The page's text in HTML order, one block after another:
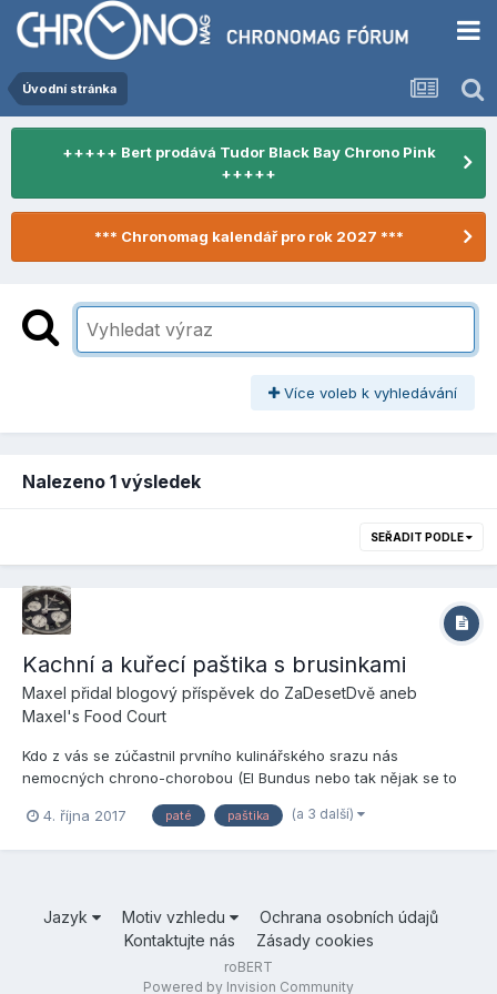
Úvodní stránka
+++++ Bert prodává Tudor Black Bay Chrono Pink
+++++
*** Chronomag kalendář pro rok 2027 ***
Více voleb k vyhledávání
Nalezeno 1 výsledek
SEŘADIT PODLE
Kachní a kuřecí paštika s brusinkami
Maxel přidal blogový příspěvek do ZaDesetDvě aneb
Maxel's Food Court
Kdo z vás se zúčastnil prvního kulinářského srazu nás
nemocných chrono-chorobou (El Bundus nebo tak nějak se to
vezl jsem tam skoro stejnou (jen čistě kachní) a z větší části se
4. října 2017 paté paštika (a 3 další)
Jazyk Motiv vzhledu
Ochrana osobních údajů
Kontaktujte nás
Zásady cookies
roBERT
Powered by Invision Community